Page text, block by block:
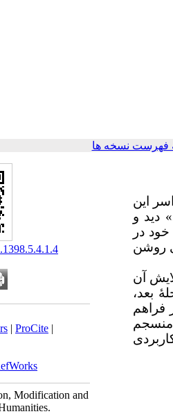
فهرست نسخه ها
| ProCite |
Modification and
این
دید و
در
روشن
آن
بعد،
فراهم
منسجم